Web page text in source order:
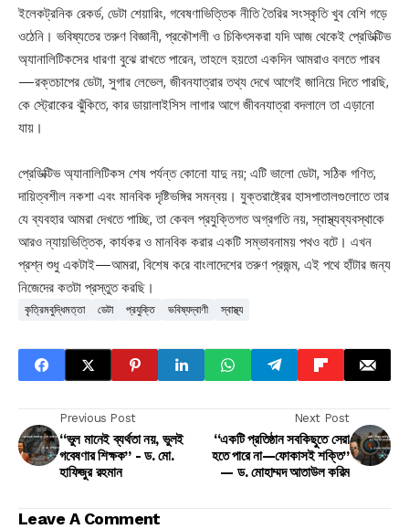
ইলেকট্রনিক রেকর্ড, ডেটা শেয়ারিং, গবেষণাভিত্তিক নীতি তৈরির সংস্কৃতি খুব বেশি গড়ে
ওঠেনি। ভবিষ্যতের তরুণ বিজ্ঞানী, প্রকৌশলী ও চিকিৎসকরা যদি আজ থেকেই প্রেডিক্টিভ
অ্যানালিটিকসের ধারণা বুঝে রাখতে পারেন, তাহলে হয়তো একদিন আমরাও বলতে পারব
—রক্তচাপের ডেটা, সুগার লেভেল, জীবনযাত্রার তথ্য দেখে আগেই জানিয়ে দিতে পারছি,
কে স্ট্রোকের ঝুঁকিতে, কার ডায়ালাইসিস লাগার আগে জীবনযাত্রা বদলালে তা এড়ানো
যায়।
প্রেডিক্টিভ অ্যানালিটিকস শেষ পর্যন্ত কোনো যাদু নয়; এটি ভালো ডেটা, সঠিক গণিত,
দায়িত্বশীল নকশা এবং মানবিক দৃষ্টিভঙ্গির সমন্বয়। যুক্তরাষ্ট্রের হাসপাতালগুলোতে তার
যে ব্যবহার আমরা দেখতে পাচ্ছি, তা কেবল প্রযুক্তিগত অগ্রগতি নয়, স্বাস্থ্যব্যবস্থাকে
আরও ন্যায়ভিত্তিক, কার্যকর ও মানবিক করার একটি সম্ভাবনাময় পথও বটে। এখন
প্রশ্ন শুধু একটাই—আমরা, বিশেষ করে বাংলাদেশের তরুণ প্রজন্ম, এই পথে হাঁটার জন্য
নিজেদের কতটা প্রস্তুত করছি।
কৃত্রিমবুদ্ধিমত্তা ডেটা প্রযুক্তি ভবিষ্যদ্বাণী স্বাস্থ্য
Previous Post
“ভুল মানেই ব্যর্থতা নয়, ভুলই
গবেষণার শিক্ষক” - ড. মো.
হাফিজুর রহমান
Next Post
“একটি প্রতিষ্ঠান সবকিছুতে সেরা
হতে পারে না—ফোকাসই শক্তি”
— ড. মোহাম্মদ আতাউল করিম
Leave A Comment